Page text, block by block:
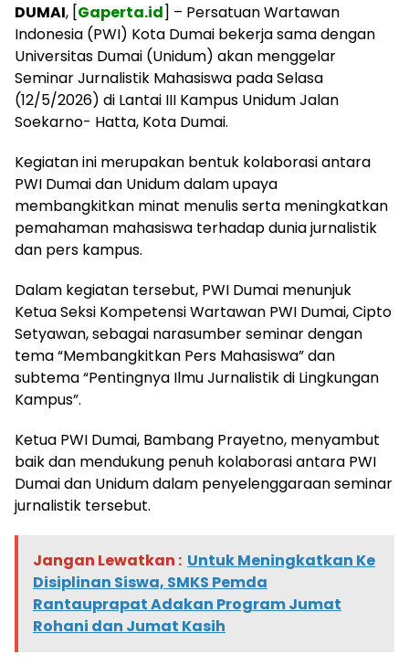
DUMAI, [Gaperta.id] – Persatuan Wartawan
Indonesia (PWI) Kota Dumai bekerja sama dengan
Universitas Dumai (Unidum) akan menggelar
Seminar Jurnalistik Mahasiswa pada Selasa
(12/5/2026) di Lantai III Kampus Unidum Jalan
Soekarno- Hatta, Kota Dumai.
Kegiatan ini merupakan bentuk kolaborasi antara
PWI Dumai dan Unidum dalam upaya
membangkitkan minat menulis serta meningkatkan
pemahaman mahasiswa terhadap dunia jurnalistik
dan pers kampus.
Dalam kegiatan tersebut, PWI Dumai menunjuk
Ketua Seksi Kompetensi Wartawan PWI Dumai, Cipto
Setyawan, sebagai narasumber seminar dengan
tema “Membangkitkan Pers Mahasiswa” dan
subtema “Pentingnya Ilmu Jurnalistik di Lingkungan
Kampus”.
Ketua PWI Dumai, Bambang Prayetno, menyambut
baik dan mendukung penuh kolaborasi antara PWI
Dumai dan Unidum dalam penyelenggaraan seminar
jurnalistik tersebut.
Jangan Lewatkan : Untuk Meningkatkan Ke
Disiplinan Siswa, SMKS Pemda
Rantauprapat Adakan Program Jumat
Rohani dan Jumat Kasih